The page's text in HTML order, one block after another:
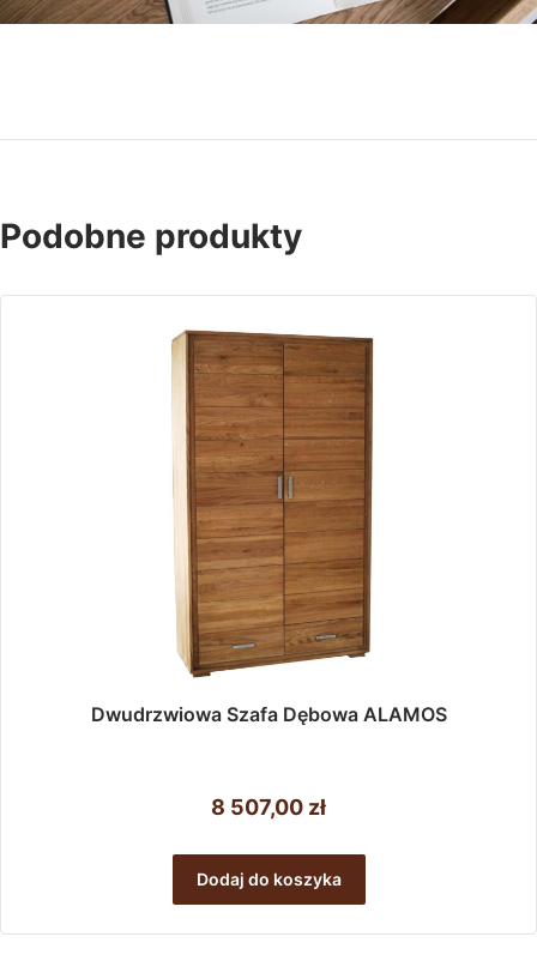
Podobne produkty
Dwudrzwiowa Szafa Dębowa ALAMOS
8 507,00 zł
Dodaj do koszyka